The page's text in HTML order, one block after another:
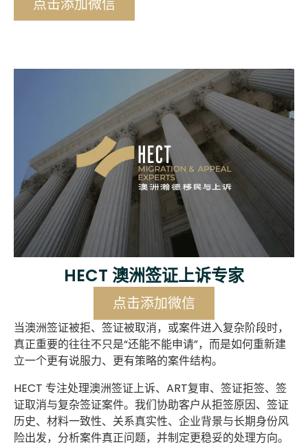
点击添加微信
HECT 澳洲签证上诉专家
点击添加微信
当澳洲签证被拒、签证被取消，或案件进入复杂阶段时，
真正重要的往往不只是“还能不能申请”，而是如何重新建
立一个更有说服力、更有策略的案件结构。
HECT 专注处理澳洲签证上诉、ART复审、签证拒签、签
证取消与复杂签证案件。我们协助客户从拒签原因、签证
历史、材料一致性、关系真实性、企业背景与长期身份风
险出发，分析案件真正问题，并制定更稳妥的处理方向。